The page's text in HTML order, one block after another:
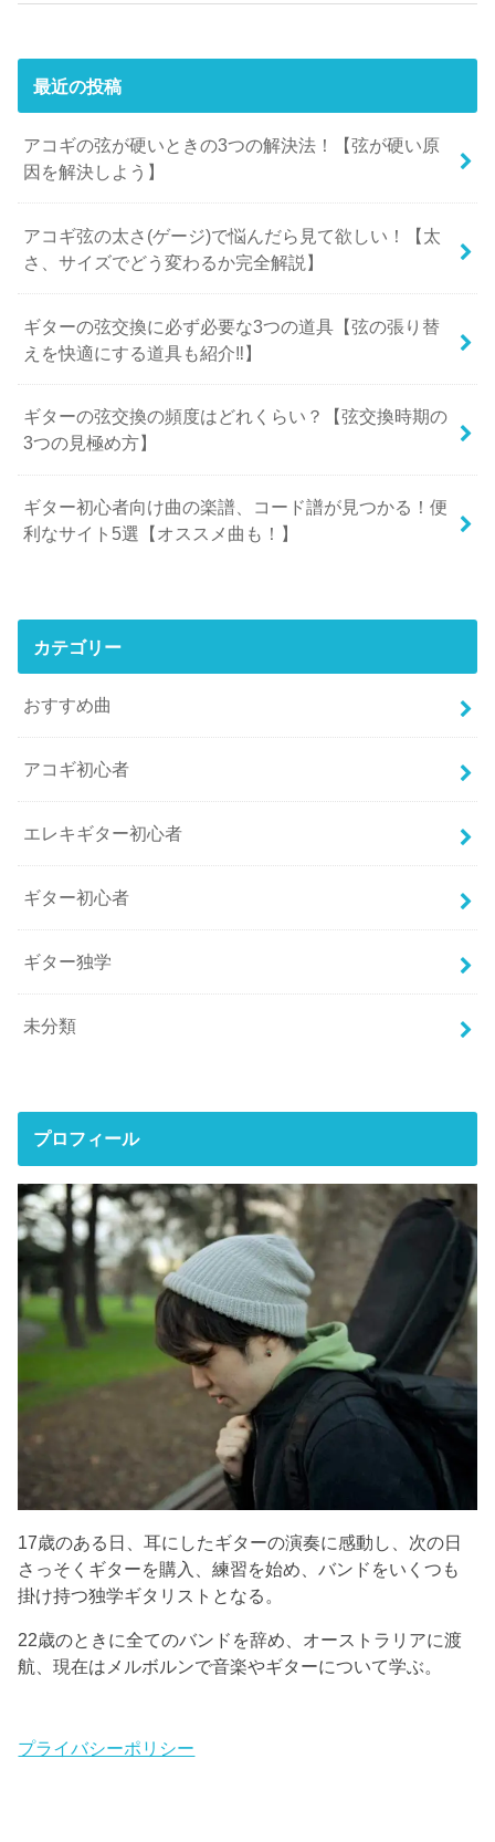
最近の投稿
アコギの弦が硬いときの3つの解決法！【弦が硬い原
因を解決しよう】
アコギ弦の太さ(ゲージ)で悩んだら見て欲しい！【太
さ、サイズでどう変わるか完全解説】
ギターの弦交換に必ず必要な3つの道具【弦の張り替
えを快適にする道具も紹介‼︎】
ギターの弦交換の頻度はどれくらい？【弦交換時期の
3つの見極め方】
ギター初心者向け曲の楽譜、コード譜が見つかる！便
利なサイト5選【オススメ曲も！】
カテゴリー
おすすめ曲
アコギ初心者
エレキギター初心者
ギター初心者
ギター独学
未分類
プロフィール
17歳のある日、耳にしたギターの演奏に感動し、次の日
さっそくギターを購入、練習を始め、バンドをいくつも
掛け持つ独学ギタリストとなる。
22歳のときに全てのバンドを辞め、オーストラリアに渡
航、現在はメルボルンで音楽やギターについて学ぶ。
プライバシーポリシー